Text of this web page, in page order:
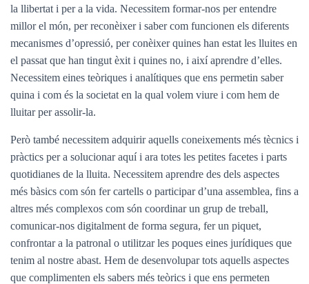
la llibertat i per a la vida. Necessitem formar-nos per entendre
millor el món, per reconèixer i saber com funcionen els diferents
mecanismes d’opressió, per conèixer quines han estat les lluites en
el passat que han tingut èxit i quines no, i així aprendre d’elles.
Necessitem eines teòriques i analítiques que ens permetin saber
quina i com és la societat en la qual volem viure i com hem de
lluitar per assolir-la.
Però també necessitem adquirir aquells coneixements més tècnics i
pràctics per a solucionar aquí i ara totes les petites facetes i parts
quotidianes de la lluita. Necessitem aprendre des dels aspectes
més bàsics com són fer cartells o participar d’una assemblea, fins a
altres més complexos com són coordinar un grup de treball,
comunicar-nos digitalment de forma segura, fer un piquet,
confrontar a la patronal o utilitzar les poques eines jurídiques que
tenim al nostre abast. Hem de desenvolupar tots aquells aspectes
que complimenten els sabers més teòrics i que ens permeten